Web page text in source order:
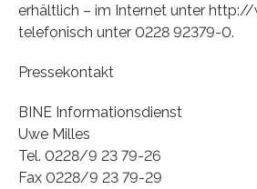
erhältlich – im Internet unter
telefonisch unter 0228 92379-0.
Pressekontakt
BINE Informationsdienst
Uwe Milles
Tel. 0228/9 23 79-26
Fax 0228/9 23 79-29